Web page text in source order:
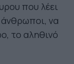
που λέει
άνθρωποι, να
το αληθινό